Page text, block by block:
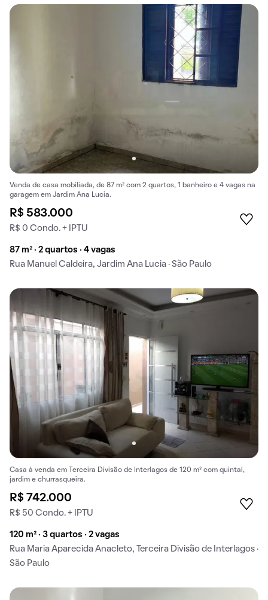
Venda de casa mobiliada, de 87 m² com 2 quartos, 1 banheiro e 4 vagas na
garagem em Jardim Ana Lucia.
R$ 583.000
R$ 0 Condo. + IPTU
87 m² · 2 quartos · 4 vagas
Rua Manuel Caldeira, Jardim Ana Lucia · São Paulo
Casa à venda em Terceira Divisão de Interlagos de 120 m² com quintal,
jardim e churrasqueira.
R$ 742.000
R$ 50 Condo. + IPTU
120 m² · 3 quartos · 2 vagas
Rua Maria Aparecida Anacleto, Terceira Divisão de Interlagos ·
São Paulo